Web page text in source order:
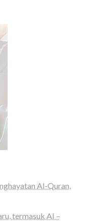
Al-Quran,
termasuk AI –